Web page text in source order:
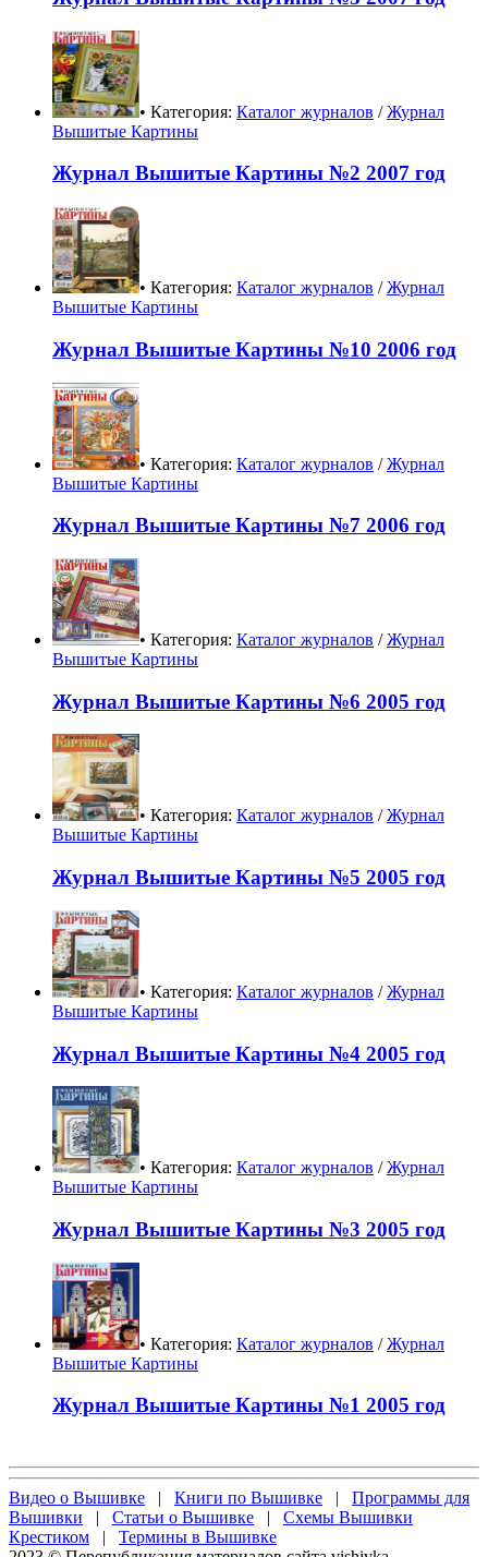
• Категория: Каталог журналов /Журнал
Вышитые Картины
Журнал Вышитые Картины №2 2007 год
• Категория: Каталог журналов /Журнал
Вышитые Картины
Журнал Вышитые Картины №10 2006 год
• Категория: Каталог журналов /Журнал
Вышитые Картины
Журнал Вышитые Картины №7 2006 год
• Категория: Каталог журналов /Журнал
Вышитые Картины
Журнал Вышитые Картины №6 2005 год
• Категория: Каталог журналов /Журнал
Вышитые Картины
Журнал Вышитые Картины №5 2005 год
• Категория: Каталог журналов /Журнал
Вышитые Картины
Журнал Вышитые Картины №4 2005 год
• Категория: Каталог журналов /Журнал
Вышитые Картины
Журнал Вышитые Картины №3 2005 год
• Категория: Каталог журналов /Журнал
Вышитые Картины
Журнал Вышитые Картины №1 2005 год
Видео о Вышивке | Книги по Вышивке | Программы для
Вышивки | Статьи о Вышивке | Схемы Вышивки
Крестиком | Термины в Вышивке